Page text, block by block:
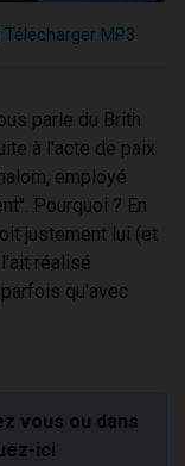
Télécharger MP3
parle du Brith
à l'acte de paix
employé
Pourquoi ? En
justement lui (et
réalisé
qu'avec
vous ou dans
ici